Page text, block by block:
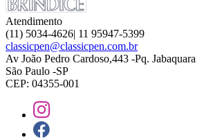
Atendimento
(11) 5034-4626| 11 95947-5399
classicpen@classicpen.com.br
Av João Pedro Cardoso,443 -Pq. Jabaquara
São Paulo -SP
CEP: 04355-001